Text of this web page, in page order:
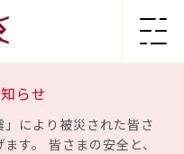
らせ
により被災された皆さ
す。 皆さまの安全と、